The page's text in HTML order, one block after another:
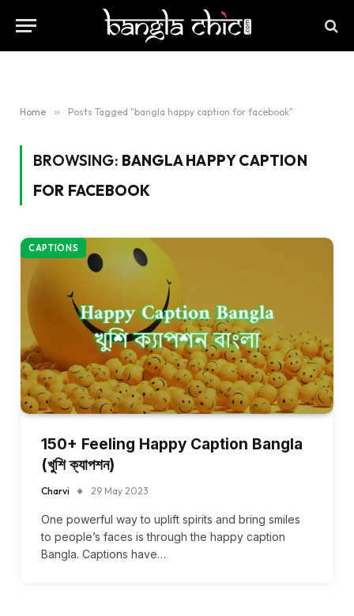
Home » Posts Tagged "bangla happy caption for facebook"
BROWSING: BANGLA HAPPY CAPTION
FOR FACEBOOK
CAPTIONS
150+ Feeling Happy Caption Bangla
(খুশি ক্যাপশন)
Charvi 29 May 2023
One powerful way to uplift spirits and bring smiles
to people’s faces is through the happy caption
Bangla. Captions have…